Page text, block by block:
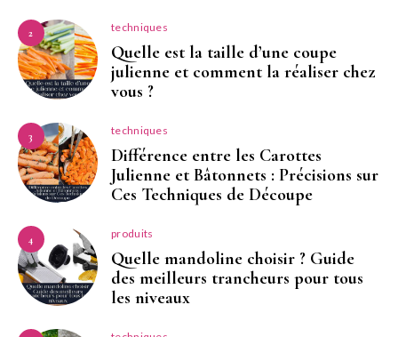
2 techniques
Quelle est la taille d’une coupe
julienne et comment la réaliser chez
vous ?
3 techniques
Différence entre les Carottes
Julienne et Bâtonnets : Précisions sur
Ces Techniques de Découpe
4 produits
Quelle mandoline choisir ? Guide
des meilleurs trancheurs pour tous
les niveaux